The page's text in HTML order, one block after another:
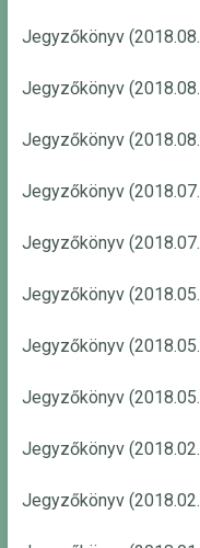
Jegyzőkönyv
Jegyzőkönyv
Jegyzőkönyv
Jegyzőkönyv
Jegyzőkönyv
Jegyzőkönyv
Jegyzőkönyv
Jegyzőkönyv
Jegyzőkönyv
Jegyzőkönyv